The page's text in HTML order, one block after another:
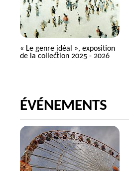
« Le genre idéal », exposition
de la collection 2025 - 2026
ÉVÉNEMENTS